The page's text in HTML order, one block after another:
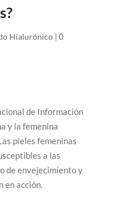
Hialurónico| 0
de Información
y la femenina
pieles femeninas
a las
de envejecimiento y
en acción.